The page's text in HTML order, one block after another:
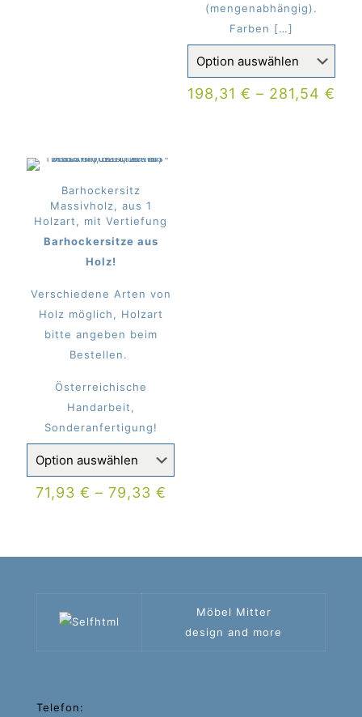
(mengenabhängig).
Farben […]
198,31 € – 281,54 €
Barhockersitz
Massivholz, aus 1
Holzart, mit Vertiefung
Barhockersitze aus
Holz!
Verschiedene Arten von
Holz möglich, Holzart
bitte angeben beim
Bestellen.
Österreichische
Handarbeit,
Sonderanfertigung!
71,93 € – 79,33 €
Möbel Mitter
design and more
Telefon: